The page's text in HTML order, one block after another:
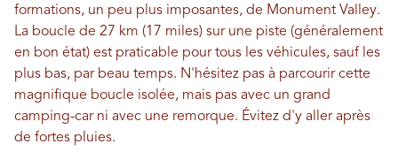
formations, un peu plus imposantes, de Monument Valley.
La boucle de 27 km (17 miles) sur une piste (généralement
en bon état) est praticable pour tous les véhicules, sauf les
plus bas, par beau temps. N'hésitez pas à parcourir cette
magnifique boucle isolée, mais pas avec un grand
camping-car ni avec une remorque. Évitez d'y aller après
de fortes pluies.